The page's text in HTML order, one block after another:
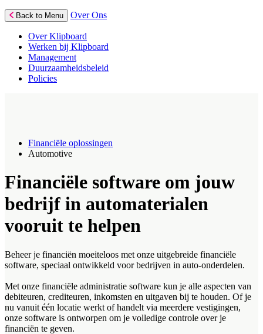
Back to Menu Over Ons
Over Klipboard
Werken bij Klipboard
Management
Duurzaamheidsbeleid
Policies
Financiële oplossingen
Automotive
Financiële software om jouw
bedrijf in automaterialen
vooruit te helpen
Beheer je financiën moeiteloos met onze uitgebreide financiële
software, speciaal ontwikkeld voor bedrijven in auto-onderdelen.
Met onze financiële administratie software kun je alle aspecten van
debiteuren, crediteuren, inkomsten en uitgaven bij te houden. Of je
nu vanuit één locatie werkt of handelt via meerdere vestigingen,
onze software is ontworpen om je volledige controle over je
financiën te geven.